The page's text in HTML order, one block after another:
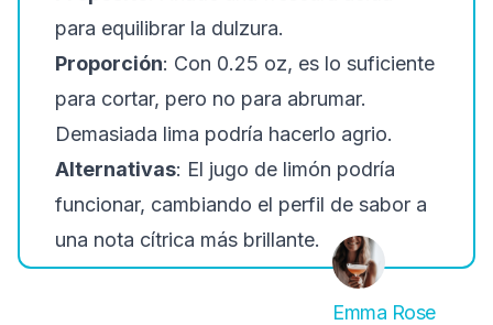
para equilibrar la dulzura.
Proporción: Con 0.25 oz, es lo suficiente
para cortar, pero no para abrumar.
Demasiada lima podría hacerlo agrio.
Alternativas: El jugo de limón podría
funcionar, cambiando el perfil de sabor a
una nota cítrica más brillante.
Emma Rose